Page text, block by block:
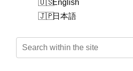
English
日本語